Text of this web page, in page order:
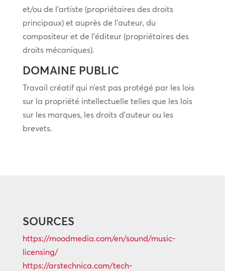
et/ou de l’artiste (propriétaires des droits
principaux) et auprès de l’auteur, du
compositeur et de l’éditeur (propriétaires des
droits mécaniques).
DOMAINE PUBLIC
Travail créatif qui n’est pas protégé par les lois
sur la propriété intellectuelle telles que les lois
sur les marques, les droits d’auteur ou les
brevets.
SOURCES
https://moodmedia.com/en/sound/music-
licensing/
https://arstechnica.com/tech-